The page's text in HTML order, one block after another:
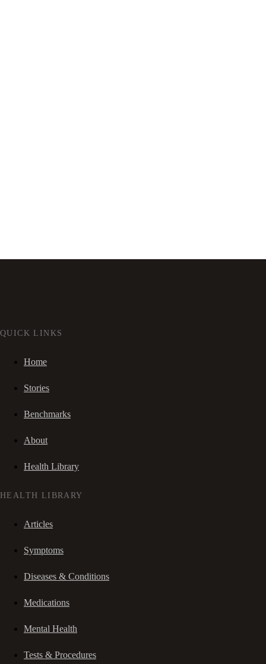
QUICK LINKS
Home
Stories
Benchmarks
About
Health Library
HEALTH LIBRARY
Articles
Symptoms
Diseases & Conditions
Medications
Mental Health
Tests & Procedures